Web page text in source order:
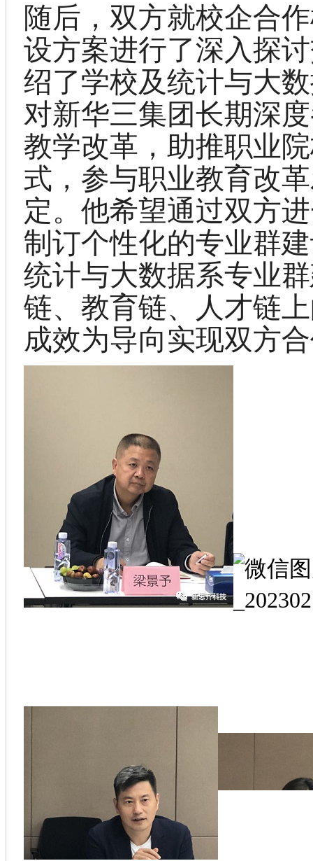
随后，双方就校企合
设方案进行了深入探
绍了学校及统计与大
对新华三集团长期深
教学改革，助推职业
式，参与职业教育改
定。他希望通过双方
制订个性化的专业群
统计与大数据系专业
链、教育链、人才链
成效为导向实现双方